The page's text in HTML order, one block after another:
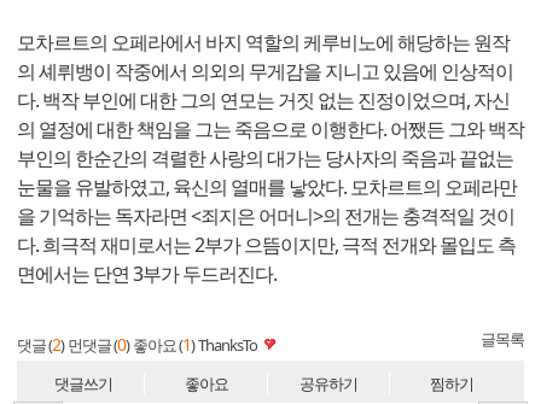
모차르트의 오페라에서 바지 역할의 케루비노에 해당하는 원작
의 셰뤼뱅이 작중에서 의외의 무게감을 지니고 있음에 인상적이
다. 백작 부인에 대한 그의 연모는 거짓 없는 진정이었으며, 자신
의 열정에 대한 책임을 그는 죽음으로 이행한다. 어쨌든 그와 백작
부인의 한순간의 격렬한 사랑의 대가는 당사자의 죽음과 끝없는
눈물을 유발하였고, 육신의 열매를 낳았다. 모차르트의 오페라만
을 기억하는 독자라면 <죄지은 어머니>의 전개는 충격적일 것이
다. 희극적 재미로서는 2부가 으뜸이지만, 극적 전개와 몰입도 측
면에서는 단연 3부가 두드러진다.
댓글 (2) 먼댓글 (0) 좋아요 (1)ThanksTo 글목록
댓글쓰기 좋아요 공유하기 찜하기